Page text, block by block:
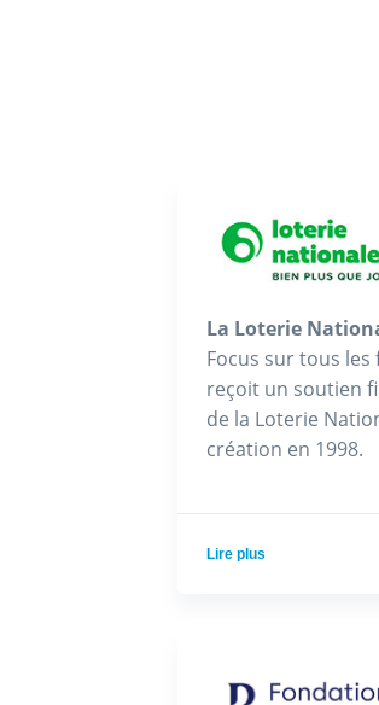
La Loterie
Focus sur tous les
reçoit un soutien
de la Loterie
création en 1998.
Lire plus